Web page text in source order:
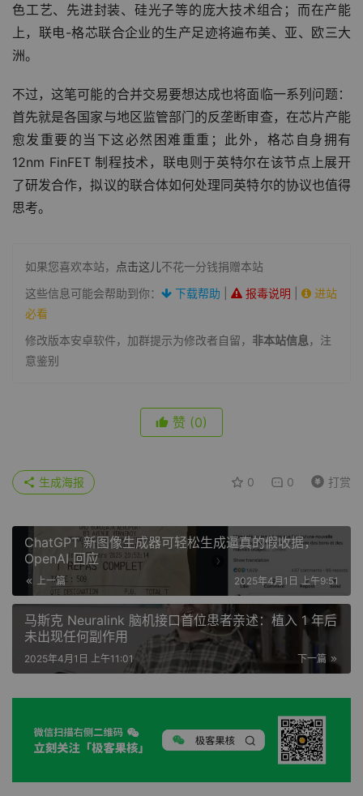
色工艺、先进封装、硅光子等的庞大技术组合；而在产能
上，联电-格芯联合企业的生产足迹将遍布美、亚、欧三大
洲。
不过，这笔可能的合并交易要想达成也将面临一系列问题：
首先就是各国家与地区监管部门的反垄断审查，在芯片产能
愈发重要的当下这必然困难重重；此外，格芯自身拥有
12nm FinFET 制程技术，联电则于英特尔在该节点上展开
了研发合作，拟议的联合体如何处理同英特尔的协议也值得
思考。
如果您喜欢本站， 点击这儿不花一分钱捐赠本站
这些信息可能会帮助到你：
下载帮助 报毒说明
进站
必看
修改版本安卓软件，加群提示为修改者自留， 非本站信息，注
意鉴别
赞 (0)
0 0 打赏
生成海报
ChatGPT 新图像生成器可轻松生成逼真的假收据，
OpenAI 回应
上一篇 2025年4月1日 上午9:51
马斯克 Neuralink 脑机接口首位患者亲述：植入 1 年后
未出现任何副作用
下一篇
2025年4月1日 上午11:01